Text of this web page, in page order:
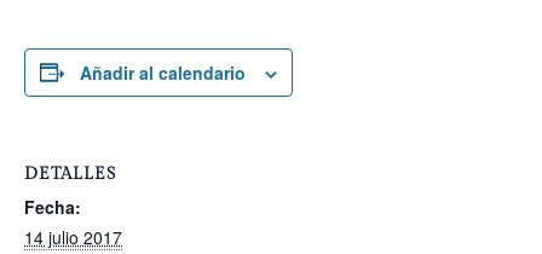
Añadir al calendario
DETALLES
Fecha:
14 julio 2017